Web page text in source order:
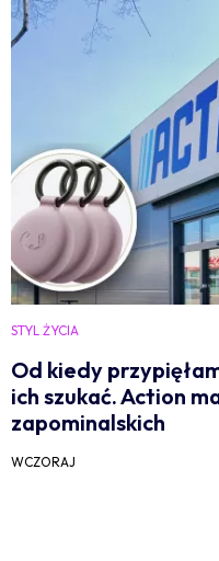
STYL ŻYCIA
Od kiedy
ich szukać. Action
zapominalskich
WCZORAJ